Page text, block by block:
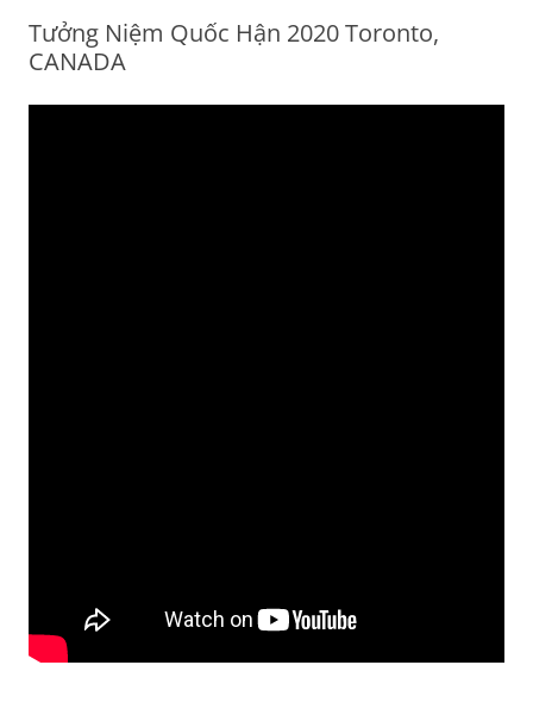
Tưởng Niệm Quốc Hận 2020 Toronto,
CANADA